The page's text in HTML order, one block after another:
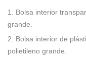
1. Bolsa interior
grande.
2. Bolsa interior de
polietileno grande.